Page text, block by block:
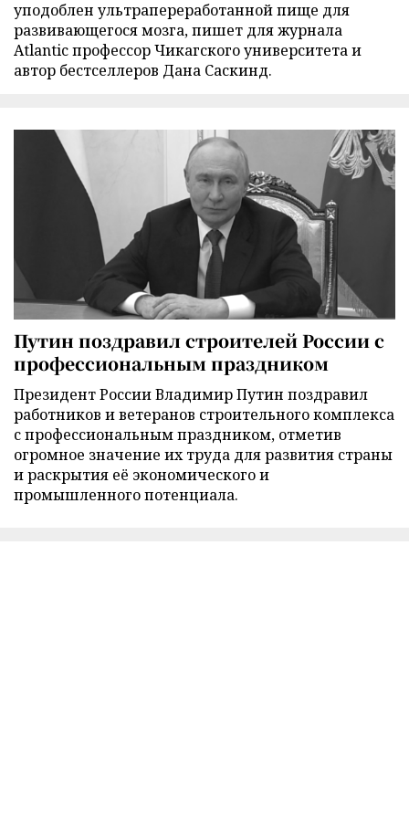
уподоблен ультрапереработанной пище для
развивающегося мозга, пишет для журнала
Atlantic профессор Чикагского университета и
автор бестселлеров Дана Саскинд.
Путин поздравил строителей России с
профессиональным праздником
Президент России Владимир Путин поздравил
работников и ветеранов строительного комплекса
с профессиональным праздником, отметив
огромное значение их труда для развития страны
и раскрытия её экономического и
промышленного потенциала.